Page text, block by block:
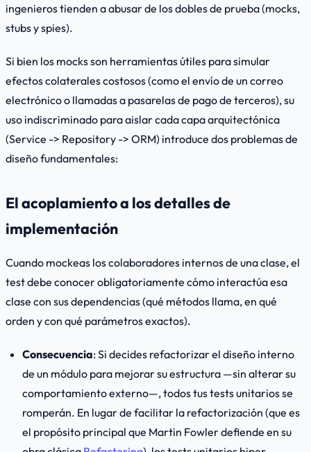
ingenieros tienden a abusar de los dobles de prueba (mocks,
stubsyspies).
Si bien los mocksson herramientas útiles para simular
efectos colaterales costosos (como el envío de un correo
electrónico o llamadas a pasarelas de pago de terceros), su
uso indiscriminado para aislar cada capa arquitectónica
(Service -> Repository -> ORM) introduce dos problemas de
diseño fundamentales:
El acoplamiento a los detalles de
implementación
Cuando mockeas los colaboradores internos de una clase, el
test debe conocer obligatoriamente cómo interactúa esa
clase con sus dependencias (qué métodos llama, en qué
orden y con qué parámetros exactos).
Consecuencia: Si decides refactorizar el diseño interno
de un módulo para mejorar su estructura —sin alterar su
comportamiento externo—, todos tus tests unitarios se
romperán. En lugar de facilitar la refactorización (que es
el propósito principal que Martin Fowler defiende en su